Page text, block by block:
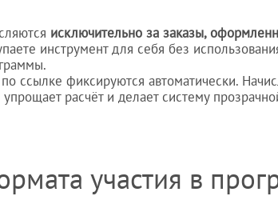
исключительно за заказы,
инструмент для себя без
ссылке фиксируются автоматически.
расчёт и делает систему
участия в